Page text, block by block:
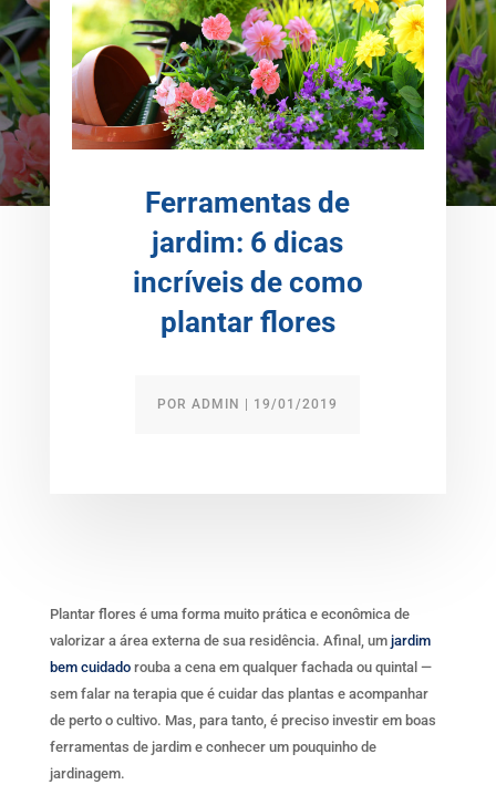
Ferramentas de
jardim: 6 dicas
incríveis de como
plantar flores
PORADMIN | 19/01/2019
Plantar flores é uma forma muito prática e econômica de
valorizar a área externa de sua residência. Afinal, um jardim
bem cuidadorouba a cena em qualquer fachada ou quintal —
sem falar na terapia que é cuidar das plantas e acompanhar
de perto o cultivo. Mas, para tanto, é preciso investir em boas
ferramentas de jardim e conhecer um pouquinho de
jardinagem.